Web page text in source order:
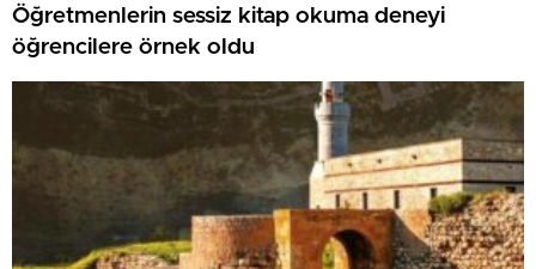
Öğretmenlerin sessiz kitap okuma deneyi
öğrencilere örnek oldu